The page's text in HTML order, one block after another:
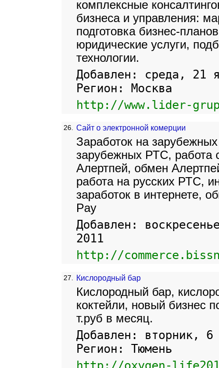
комплексные
бизнеса и управления:
подготовка бизнес-
юридические услуги,
технологии.
Добавлен: среда, 21
Регион: Москва
http://www.lider-
26. Сайт о электронной комерции
Заработок на
зарубежных РТС, работа
Алертпей, обмен
работа на русских РТС,
заработок в интернете,
Pay
Добавлен:
2011
http://
27. Кислородный бар
Кислородный бар,
коктейли, новый бизнес
т.руб в месяц.
Добавлен: вторник,
Регион: Тюмень